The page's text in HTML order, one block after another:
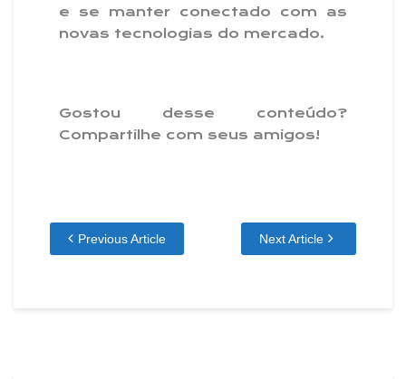
e se manter conectado com as
novas tecnologias do mercado.
Gostou desse conteúdo?
Compartilhe com seus amigos!
Previous Article Next Article